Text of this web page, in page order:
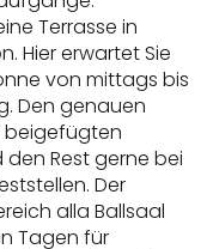
Terrasse in
Hier erwartet Sie
von mittags bis
Den genauen
beigefügten
Rest gerne bei
Der
alla Ballsaal
Tagen für